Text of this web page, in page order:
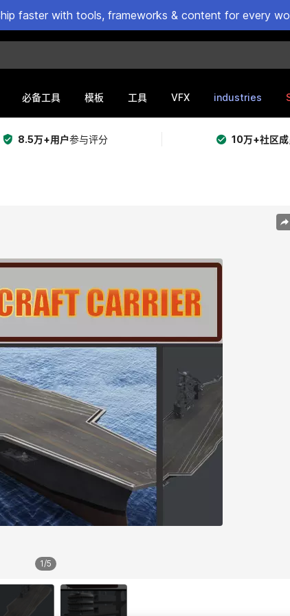
faster with tools, frameworks & content for every
必备工具 模板 工具 VFX industries
8.5万+用户参与评分 10万+社区
1/5